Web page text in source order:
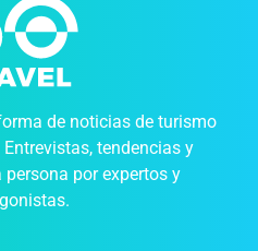
de noticias de turismo
tendencias y
por expertos y